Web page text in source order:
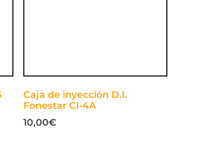
Caja de inyección D.I.
Fonestar CI-4A
10,00€